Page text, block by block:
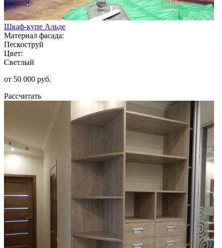
Шкаф-купе Альде
Материал фасада:
Пескоструй
Цвет:
Светлый
от 50 000 руб.
Рассчитать